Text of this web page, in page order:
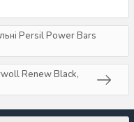
Persil Power Bars
Renew Black,